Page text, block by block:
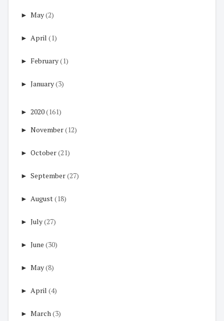
► May(2)
► April (1)
► February(1)
► January(3)
► 2020(161)
► November(12)
► October(21)
► September(27)
► August(18)
► July(27)
► June (30)
► May(8)
► April (4)
► March(3)